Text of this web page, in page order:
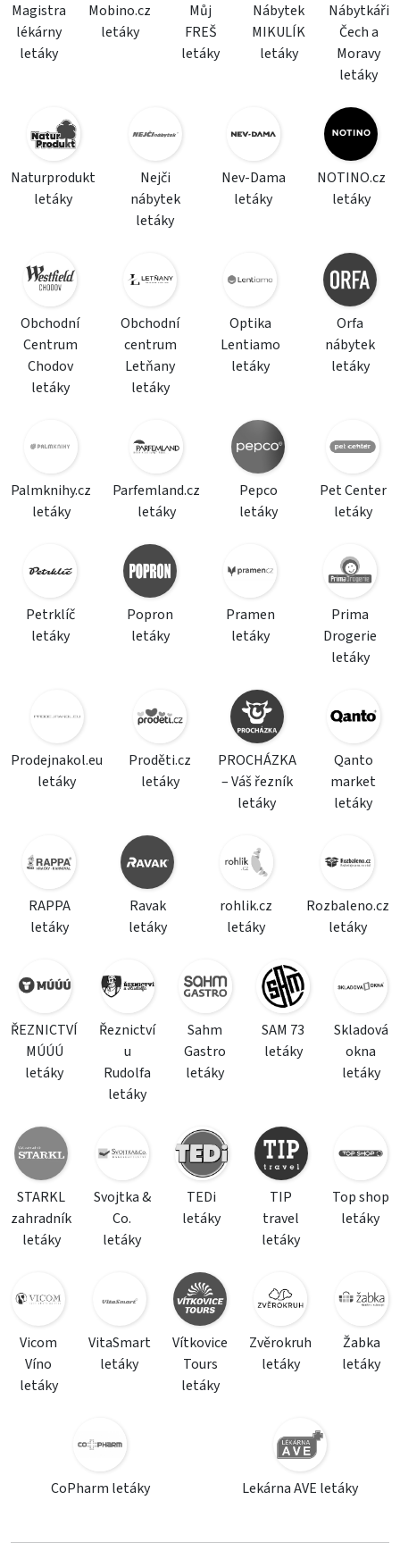
Magistra
lékárny
letáky
Mobino.cz
letáky
Můj
FREŠ
letáky
Nábytek
MIKULÍK
letáky
Nábytkáři
Čech a
Moravy
letáky
Naturprodukt
letáky
Nejči
nábytek
letáky
Nev-Dama
letáky
NOTINO.cz
letáky
Obchodní
Centrum
Chodov
letáky
Obchodní
centrum
Letňany
letáky
Optika
Lentiamo
letáky
Orfa
nábytek
letáky
Palmknihy.cz
letáky
Parfemland.cz
letáky
Pepco
letáky
Pet Center
letáky
Petrklíč
letáky
Popron
letáky
Pramen
letáky
Prima
Drogerie
letáky
Prodejnakol.eu
letáky
Proděti.cz
letáky
PROCHÁZKA
– Váš řezník
letáky
Qanto
market
letáky
RAPPA
letáky
Ravak
letáky
rohlik.cz
letáky
Rozbaleno.cz
letáky
ŘEZNICTVÍ
MÚÚÚ
letáky
Řeznictví
u
Rudolfa
letáky
Sahm
Gastro
letáky
SAM 73
letáky
Skladová
okna
letáky
STARKL
zahradník
letáky
Svojtka &
Co.
letáky
TEDi
letáky
TIP
travel
letáky
Top shop
letáky
Vicom
Víno
letáky
VitaSmart
letáky
Vítkovice
Tours
letáky
Zvěrokruh
letáky
Žabka
letáky
CoPharm letáky Lekárna AVE letáky